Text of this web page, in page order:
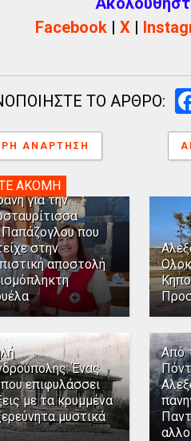
Facebook| X|
ΤΟ ΑΡΘΡΟ:
ΑΝΆΡΤΗΣΗ
ΑΚΟΜΗ
για την
Παπάζογλου που
στην
αποστολή
Ένας
επιφυλάσσει
με τα κρυμμένα
μυστικά
Από